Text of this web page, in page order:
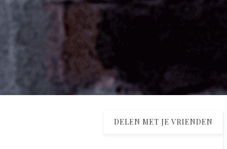
DELEN MET JE VRIENDEN